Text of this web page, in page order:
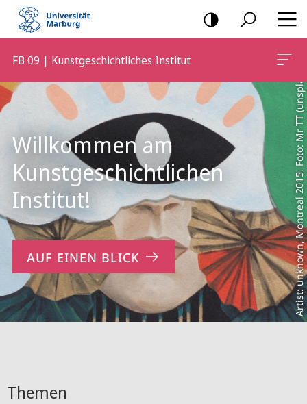
Mobile-
Navigation
FB 09 | Kunstgeschichtliches Institut
Hauptinhalt
Artist: unknown, Montreal 2015, Foto: Mr TT (unsplash, free Stock Photo)
Willkommen am
Kunstgeschichtlichen
Institut!
AUF EINEN BLICK
Themen